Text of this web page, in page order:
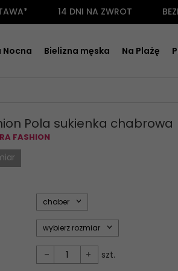
14 DNI NA ZWROT
Nocna Bielizna męska Na Plażę
Pola sukienka chabrowa
FASHION
options[34]
chaber
options[35]
wybierz rozmiar
szt.